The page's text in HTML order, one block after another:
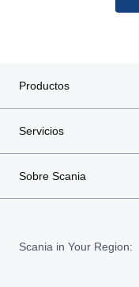
Productos
Servicios
Sobre Scania
Scania in Your Region: